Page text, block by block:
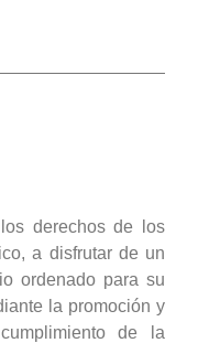
derechos de los
a disfrutar de un
ordenado para su
la promoción y
de la